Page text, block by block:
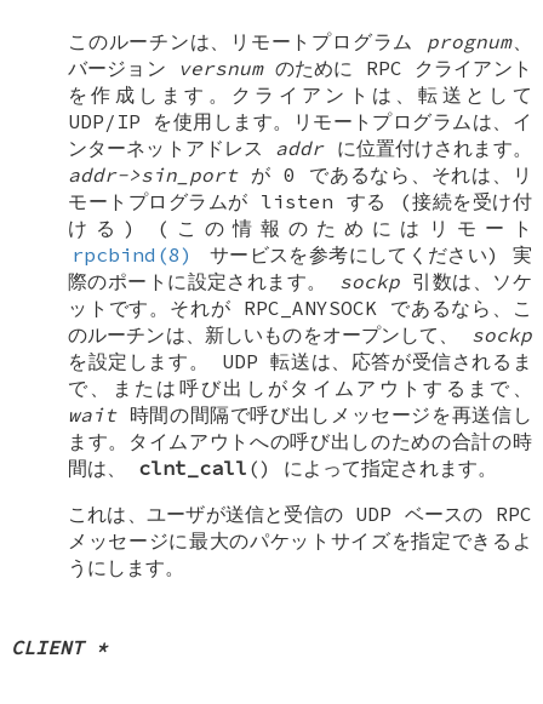
このルーチンは、リモートプログラム prognum、
バージョン
versnumのために RPC クライアント
を作成します。クライアントは、転送として
UDP/IP を使用します。リモートプログラムは、イ
ンターネットアドレス addrに位置付けされます。
addr->sin_portが 0 であるなら、それは、リ
モートプログラムが listen する (接続を受け付
ける) (この情報のためにはリモート
rpcbind(8)
サービスを参考にしてください) 実
際のポートに設定されます。 sockp 引数は、ソケ
ットです。それが RPC_ANYSOCK であるなら、こ
のルーチンは、新しいものをオープンして、 sockp
を設定します。 UDP 転送は、応答が受信されるま
で、または呼び出しがタイムアウトするまで、
wait時間の間隔で呼び出しメッセージを再送信し
ます。タイムアウトへの呼び出しのための合計の時
間は、 clnt_call () によって指定されます。
これは、ユーザが送信と受信の UDP ベースの RPC
メッセージに最大のパケットサイズを指定できるよ
うにします。
CLIENT *